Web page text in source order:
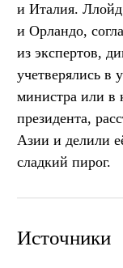
и Италия.
и Орландо,
из экспертов,
учетверялись в
министра или в
президента,
Азии и делили
сладкий пирог.
Источники